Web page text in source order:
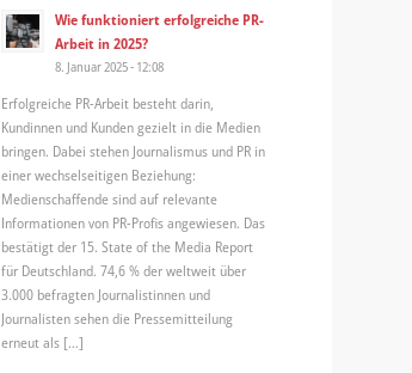
Wie funktioniert erfolgreiche PR-
Arbeit in 2025?
8. Januar 2025 - 12:08
Erfolgreiche PR-Arbeit besteht darin,
Kundinnen und Kunden gezielt in die Medien
bringen. Dabei stehen Journalismus und PR in
einer wechselseitigen Beziehung:
Medienschaffende sind auf relevante
Informationen von PR-Profis angewiesen. Das
bestätigt der 15. State of the Media Report
für Deutschland. 74,6 % der weltweit über
3.000 befragten Journalistinnen und
Journalisten sehen die Pressemitteilung
erneut als […]